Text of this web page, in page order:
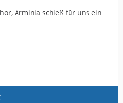
Arminia schieß für uns ein